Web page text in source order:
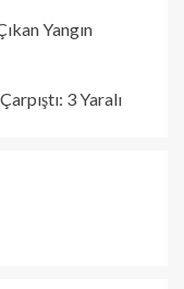
Yangın
3 Yaralı